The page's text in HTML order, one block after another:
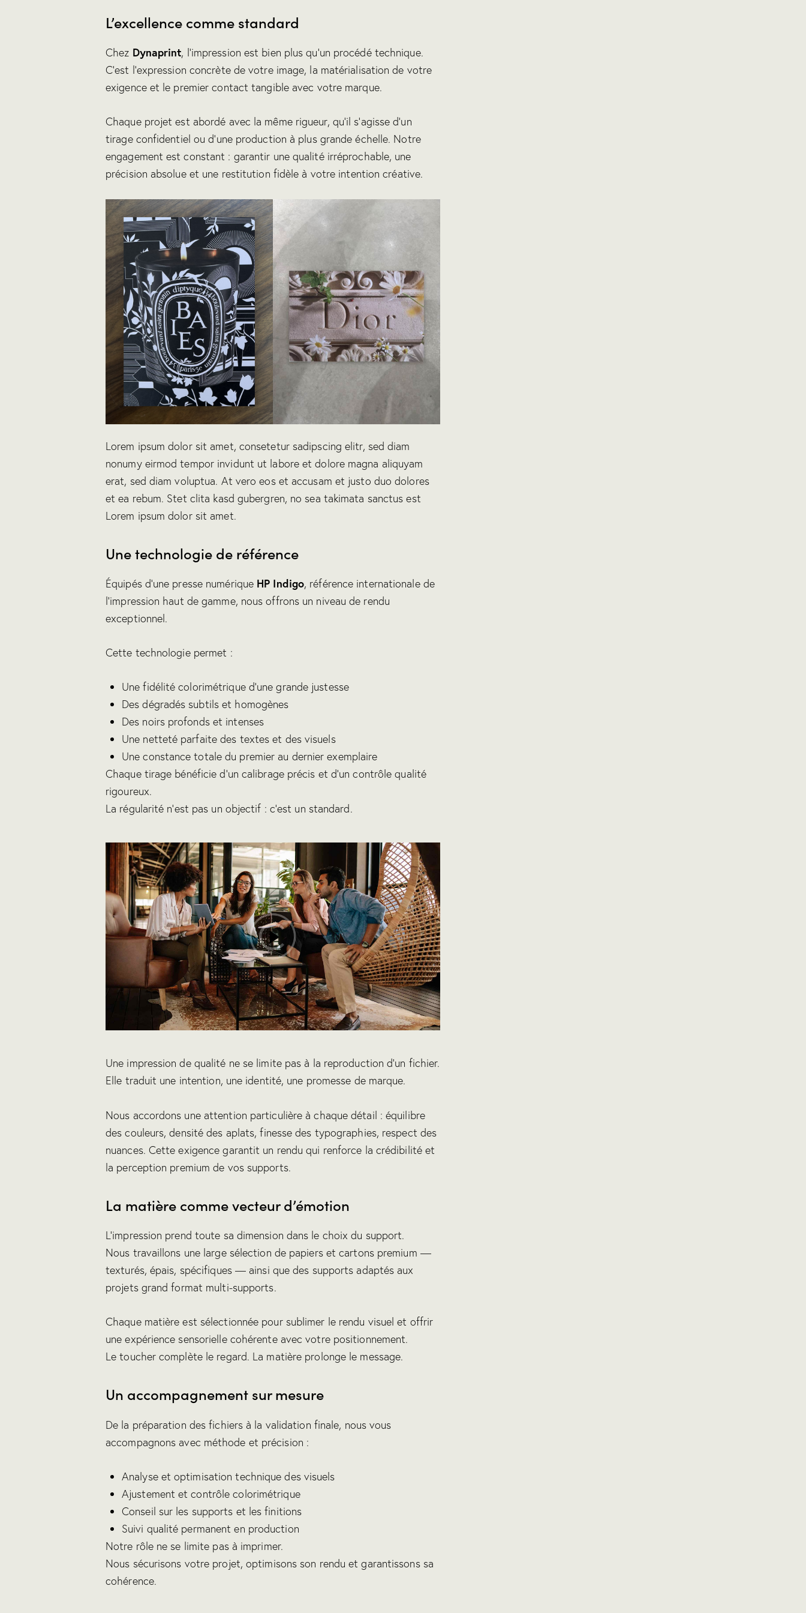
L’excellence comme standard
Chez Dynaprint, l’impression est bien plus qu’un procédé technique.
C’est l’expression concrète de votre image, la matérialisation de votre
exigence et le premier contact tangible avec votre marque.
Chaque projet est abordé avec la même rigueur, qu’il s’agisse d’un
tirage confidentiel ou d’une production à plus grande échelle. Notre
engagement est constant : garantir une qualité irréprochable, une
précision absolue et une restitution fidèle à votre intention créative.
Lorem ipsum dolor sit amet, consetetur sadipscing elitr, sed diam
nonumy eirmod tempor invidunt ut labore et dolore magna aliquyam
erat, sed diam voluptua. At vero eos et accusam et justo duo dolores
et ea rebum. Stet clita kasd gubergren, no sea takimata sanctus est
Lorem ipsum dolor sit amet.
Une technologie de référence
Équipés d’une presse numérique HP Indigo, référence internationale de
l’impression haut de gamme, nous offrons un niveau de rendu
exceptionnel.
Cette technologie permet :
Une fidélité colorimétrique d’une grande justesse
Des dégradés subtils et homogènes
Des noirs profonds et intenses
Une netteté parfaite des textes et des visuels
Une constance totale du premier au dernier exemplaire
Chaque tirage bénéficie d’un calibrage précis et d’un contrôle qualité
rigoureux.
La régularité n’est pas un objectif : c’est un standard.
Une impression de qualité ne se limite pas à la reproduction d’un fichier.
Elle traduit une intention, une identité, une promesse de marque.
Nous accordons une attention particulière à chaque détail : équilibre
des couleurs, densité des aplats, finesse des typographies, respect des
nuances. Cette exigence garantit un rendu qui renforce la crédibilité et
la perception premium de vos supports.
La matière comme vecteur d’émotion
L’impression prend toute sa dimension dans le choix du support.
Nous travaillons une large sélection de papiers et cartons premium —
texturés, épais, spécifiques — ainsi que des supports adaptés aux
projets grand format multi-supports.
Chaque matière est sélectionnée pour sublimer le rendu visuel et offrir
une expérience sensorielle cohérente avec votre positionnement.
Le toucher complète le regard. La matière prolonge le message.
Un accompagnement sur mesure
De la préparation des fichiers à la validation finale, nous vous
accompagnons avec méthode et précision :
Analyse et optimisation technique des visuels
Ajustement et contrôle colorimétrique
Conseil sur les supports et les finitions
Suivi qualité permanent en production
Notre rôle ne se limite pas à imprimer.
Nous sécurisons votre projet, optimisons son rendu et garantissons sa
cohérence.